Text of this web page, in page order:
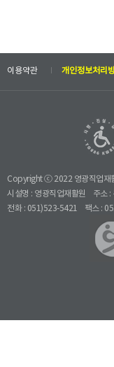
이용약관 개인정보처리
Copyright ⓒ 2022 영광직업재
시설명 : 영광직업재활원
주소
전화 : 051)523-5421
팩스 :